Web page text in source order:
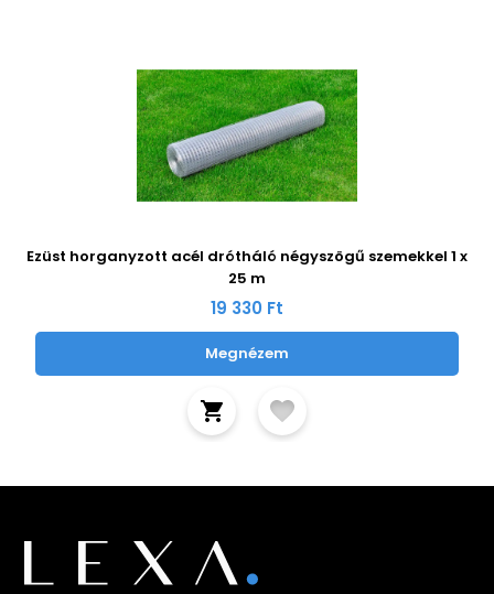
Ezüst horganyzott acél drótháló négyszögű szemekkel 1 x
25 m
19 330 Ft
Megnézem